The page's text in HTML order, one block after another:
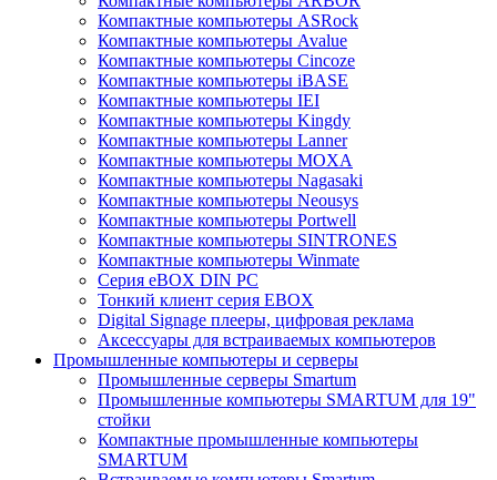
Компактные компьютеры ASRock
Компактные компьютеры Avalue
Компактные компьютеры Cincoze
Компактные компьютеры iBASE
Компактные компьютеры IEI
Компактные компьютеры Kingdy
Компактные компьютеры Lanner
Компактные компьютеры MOXA
Компактные компьютеры Nagasaki
Компактные компьютеры Neousys
Компактные компьютеры Portwell
Компактные компьютеры SINTRONES
Компактные компьютеры Winmate
Серия eBOX DIN PC
Тонкий клиент серия EBOX
Digital Signage плееры, цифровая реклама
Аксессуары для встраиваемых компьютеров
Промышленные компьютеры и серверы
Промышленные серверы Smartum
Промышленные компьютеры SMARTUM для 19"
стойки
Компактные промышленные компьютеры
SMARTUM